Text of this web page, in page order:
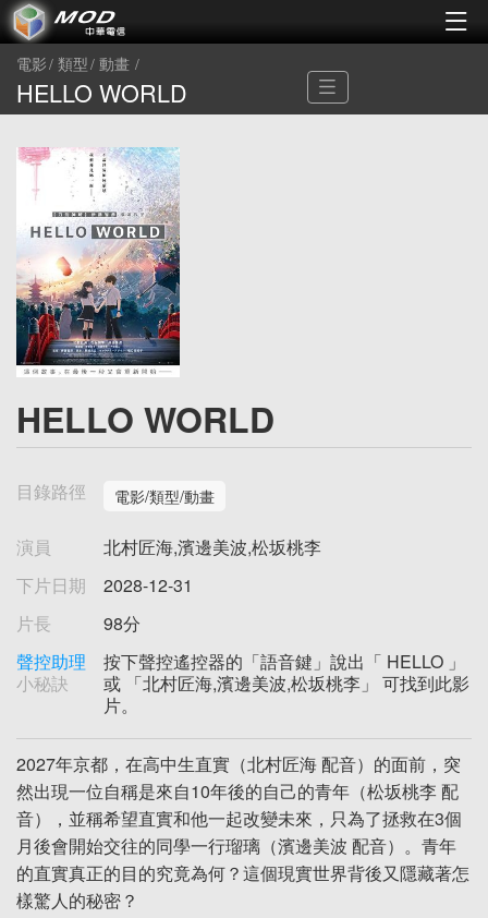
電影 類型 動畫
HELLO WORLD
HELLO WORLD
目錄路徑 電影/類型/動畫
演員
北村匠海,濱邊美波,松坂桃李
下片日期
2028-12-31
片長
98分
聲控助理
小秘訣
按下聲控遙控器的「語音鍵」說出「 HELLO 」
或 「北村匠海,濱邊美波,松坂桃李」 可找到此影
片。
2027年京都，在高中生直實（北村匠海 配音）的面前，突
然出現一位自稱是來自10年後的自己的青年（松坂桃李 配
音），並稱希望直實和他一起改變未來，只為了拯救在3個
月後會開始交往的同學一行瑠璃（濱邊美波 配音）。青年
的直實真正的目的究竟為何？這個現實世界背後又隱藏著怎
樣驚人的秘密？